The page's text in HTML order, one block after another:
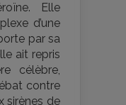
Elle
d’une
par sa
ait repris
célèbre,
contre
sirènes de